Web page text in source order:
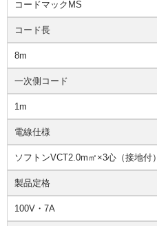
コードマックMS
コード長
8m
一次側コード
1m
電線仕様
ソフトンVCT2.0m㎡×3心（接地付）
製品定格
100V・7A